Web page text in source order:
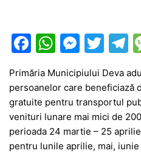
F
a
c
e
b
o
W
at
s
A
p
M
e
s
s
e
n
T
itt
er
T
e
a
Primăria Municipiului Deva
persoanelor care beneficiază
gratuite pentru transportul
venituri lunare mai mici de
perioada 24 martie – 25
pentru lunile aprilie, mai,